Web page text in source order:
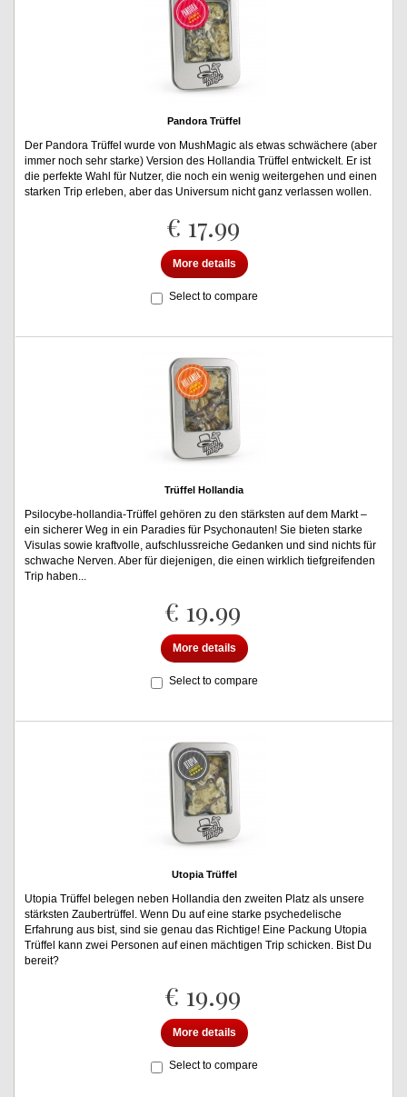
Pandora Trüffel
Der Pandora Trüffel wurde von MushMagic als etwas schwächere (aber
immer noch sehr starke) Version des Hollandia Trüffel entwickelt. Er ist
die perfekte Wahl für Nutzer, die noch ein wenig weitergehen und einen
starken Trip erleben, aber das Universum nicht ganz verlassen wollen.
€ 17.99
More details
Select to compare
Trüffel Hollandia
Psilocybe-hollandia-Trüffel gehören zu den stärksten auf dem Markt –
ein sicherer Weg in ein Paradies für Psychonauten! Sie bieten starke
Visulas sowie kraftvolle, aufschlussreiche Gedanken und sind nichts für
schwache Nerven. Aber für diejenigen, die einen wirklich tiefgreifenden
Trip haben...
€ 19.99
More details
Select to compare
Utopia Trüffel
Utopia Trüffel belegen neben Hollandia den zweiten Platz als unsere
stärksten Zaubertrüffel. Wenn Du auf eine starke psychedelische
Erfahrung aus bist, sind sie genau das Richtige! Eine Packung Utopia
Trüffel kann zwei Personen auf einen mächtigen Trip schicken. Bist Du
bereit?
€ 19.99
More details
Select to compare